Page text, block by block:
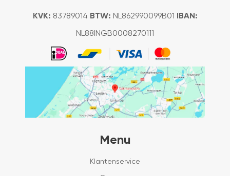
KVK: 83789014 BTW: NL862990099B01 IBAN:
NL88INGB0008270111
Menu
Klantenservice